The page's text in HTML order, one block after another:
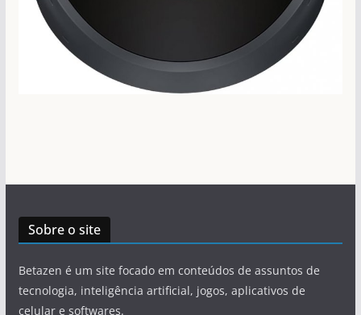
Sobre o site
Betazen é um site focado em conteúdos de assuntos de
tecnologia, inteligência artificial, jogos, aplicativos de
celular e softwares.